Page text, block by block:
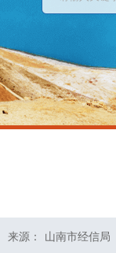
来源： 山南市经信局